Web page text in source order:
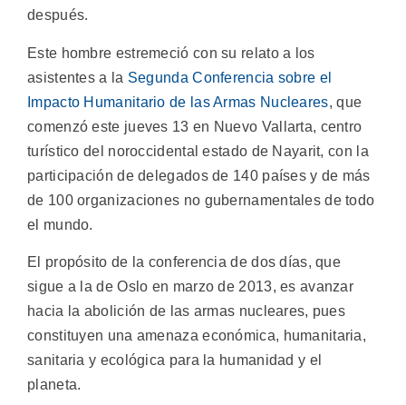
después.
Este hombre estremeció con su relato a los
asistentes a la Segunda Conferencia sobre el
Impacto Humanitario de las Armas Nucleares, que
comenzó este jueves 13 en Nuevo Vallarta, centro
turístico del noroccidental estado de Nayarit, con la
participación de delegados de 140 países y de más
de 100 organizaciones no gubernamentales de todo
el mundo.
El propósito de la conferencia de dos días, que
sigue a la de Oslo en marzo de 2013, es avanzar
hacia la abolición de las armas nucleares, pues
constituyen una amenaza económica, humanitaria,
sanitaria y ecológica para la humanidad y el
planeta.